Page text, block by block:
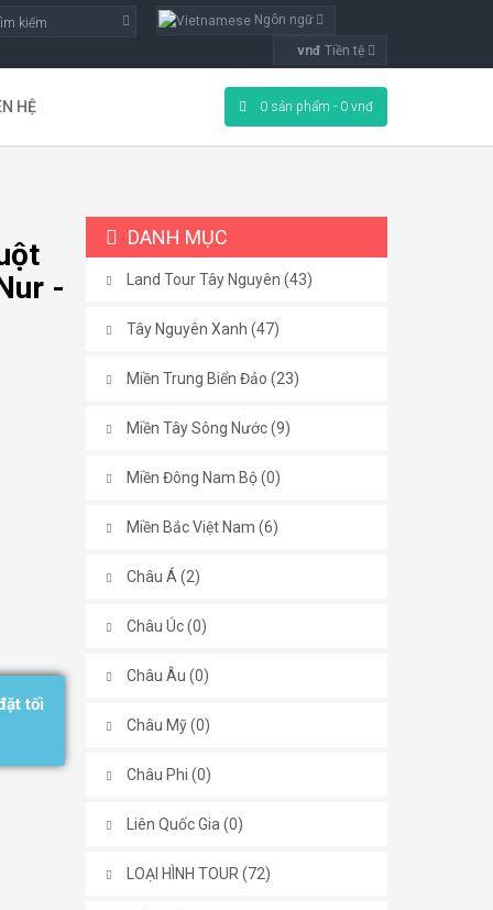
Ngôn ngữ
vnđ Tiền tệ
HỆ 0 sản phẩm - 0 vnđ
-
tối
DANH MỤC
Land Tour Tây Nguyên (43)
Tây Nguyên Xanh (47)
Miền Trung Biển Đảo (23)
Miền Tây Sông Nước (9)
Miền Đông Nam Bộ (0)
Miền Bắc Việt Nam (6)
Châu Á (2)
Châu Úc (0)
Châu Âu (0)
Châu Mỹ (0)
Châu Phi (0)
Liên Quốc Gia (0)
LOẠI HÌNH TOUR (72)